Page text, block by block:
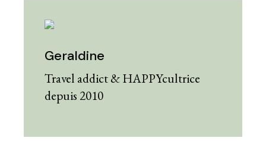
Geraldine
Travel addict & HAPPYcultrice
depuis 2010